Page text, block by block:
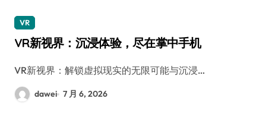
VR
VR新视界：沉浸体验，尽在掌中手机
VR新视界：解锁虚拟现实的无限可能与沉浸…
dawei 7 月 6, 2026